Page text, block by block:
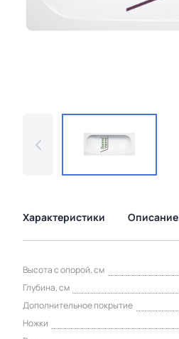
Характеристики Описание
Высота с опорой, см
Глубина, см
Дополнительное покрытие
Ножки